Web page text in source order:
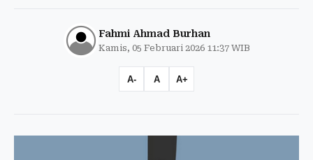
Fahmi Ahmad Burhan
Kamis, 05 Februari 2026 11:37 WIB
A- A A+